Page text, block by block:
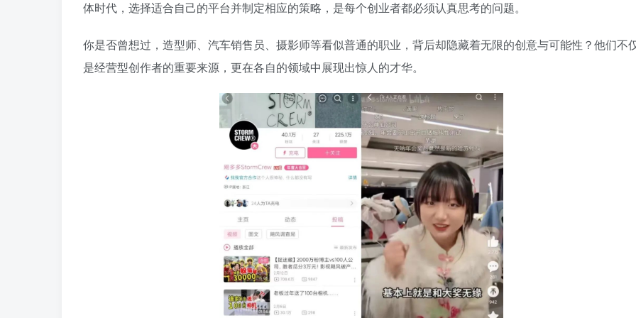
体时代，选择适合自己的平台并制定相应的策略，是每个创业者都必须认真思考的问题。
你是否曾想过，造型师、汽车销售员、摄影师等看似普通的职业，背后却隐藏着无限的创意与可能性？他们不
是经营型创作者的重要来源，更在各自的领域中展现出惊人的才华。